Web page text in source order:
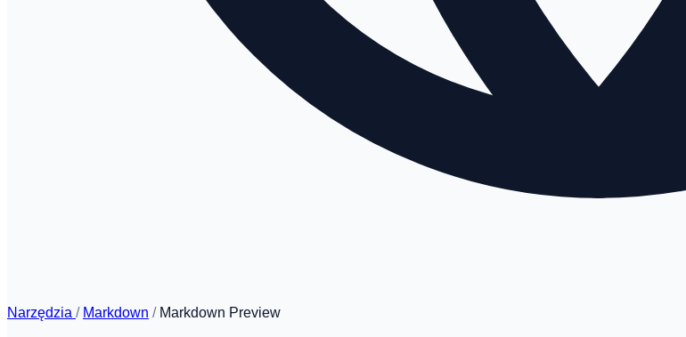
Narzędzia / Markdown / Markdown Preview